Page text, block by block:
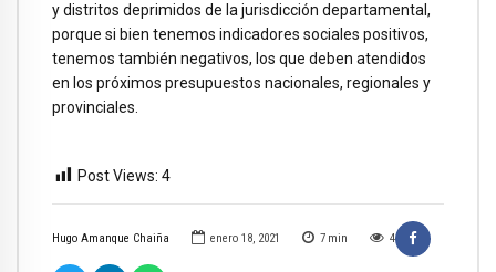
Hugo Amanque Chaiña enero 18, 2021 7 min 4
y distritos deprimidos de la jurisdicción departamental,
porque si bien tenemos indicadores sociales positivos,
tenemos también negativos, los que deben atendidos
en los próximos presupuestos nacionales, regionales y
provinciales.
Post Views: 4